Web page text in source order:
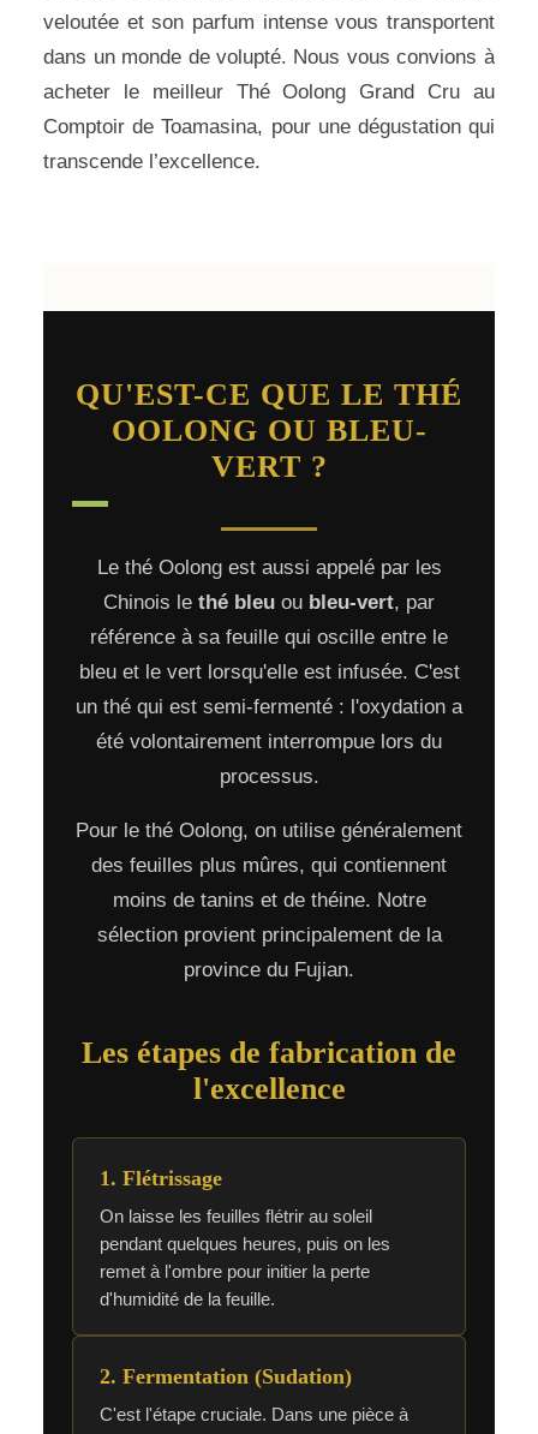
veloutée et son parfum intense vous transportent
dans un monde de volupté. Nous vous convions à
acheter le meilleur Thé Oolong Grand Cru au
Comptoir de Toamasina, pour une dégustation qui
transcende l’excellence.
QU'EST-CE QUE LE THÉ
OOLONG OU BLEU-
VERT ?
Le thé Oolong est aussi appelé par les
Chinois le thé bleu ou bleu-vert, par
référence à sa feuille qui oscille entre le
bleu et le vert lorsqu'elle est infusée. C'est
un thé qui est semi-fermenté : l'oxydation a
été volontairement interrompue lors du
processus.
Pour le thé Oolong, on utilise généralement
des feuilles plus mûres, qui contiennent
moins de tanins et de théine. Notre
sélection provient principalement de la
province du Fujian.
Les étapes de fabrication de
l'excellence
1. Flétrissage
On laisse les feuilles flétrir au soleil
pendant quelques heures, puis on les
remet à l'ombre pour initier la perte
d'humidité de la feuille.
2. Fermentation (Sudation)
C'est l'étape cruciale. Dans une pièce à